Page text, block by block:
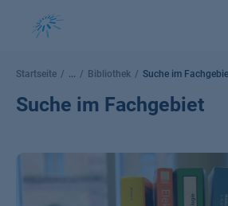
Startseite ... Bibliothek Suche im
Suche im Fachgebiet